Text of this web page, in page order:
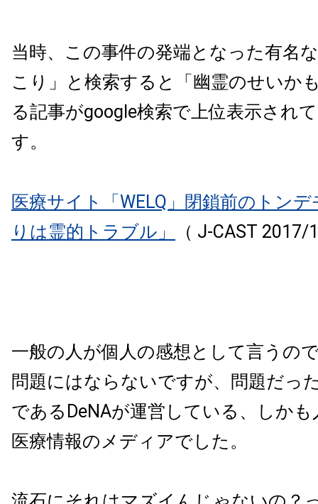
当時、この事件の発端となった有名
こり」と検索すると「幽霊のせいか
る記事がgoogle検索で上位表示され
す。
医療サイト「WELQ」閉鎖前のトン
りは霊的トラブル」
（ J-CAST
一般の人が個人の感想として言うの
問題にはならないですが、問題だっ
であるDeNAが運営している、しか
医療情報のメディアでした。